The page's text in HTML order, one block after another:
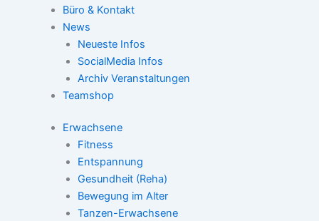
Büro & Kontakt
News
Neueste Infos
SocialMedia Infos
Archiv Veranstaltungen
Teamshop
Erwachsene
Fitness
Entspannung
Gesundheit (Reha)
Bewegung im Alter
Tanzen-Erwachsene